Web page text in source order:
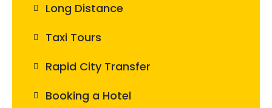
Long Distance
Taxi Tours
Rapid City Transfer
Booking a Hotel